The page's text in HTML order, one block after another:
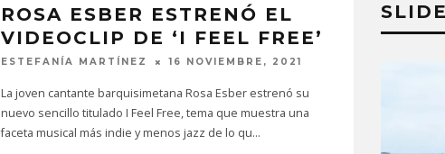
ROSA ESBER ESTRENÓ EL
VIDEOCLIP DE ‘I FEEL FREE’
ESTEFANÍA MARTÍNEZ 16 NOVIEMBRE, 2021
La joven cantante barquisimetana Rosa Esber estrenó su
nuevo sencillo titulado I Feel Free, tema que muestra una
faceta musical más indie y menos jazz de lo qu...